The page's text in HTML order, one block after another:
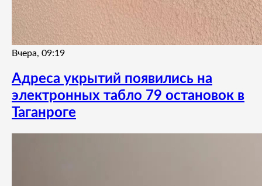
Вчера, 09:19
Адреса укрытий появились на
электронных табло 79 остановок в
Таганроге